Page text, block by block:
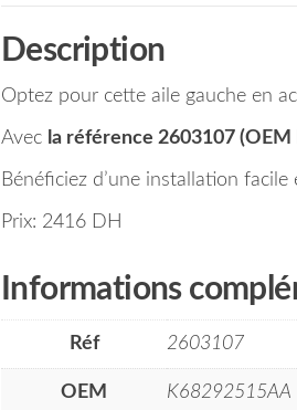
Description
Optez pour cette aile gauche en
Avec la référence 2603107
Bénéficiez d’une installation
Prix: 2416 DH
Informations
Réf 2603107
OEM K68292515AA